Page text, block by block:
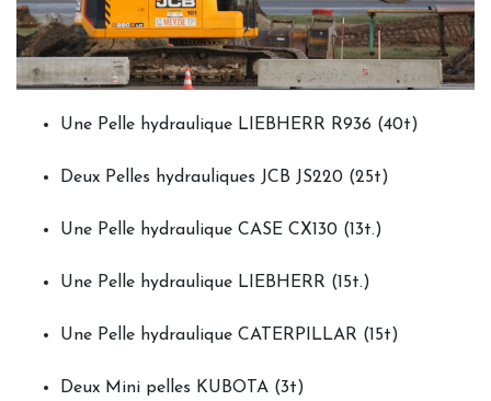
Une Pelle hydraulique LIEBHERR R936 (40t)
Deux Pelles hydrauliques JCB JS220 (25t)
Une Pelle hydraulique CASE CX130 (13t.)
Une Pelle hydraulique LIEBHERR (15t.)
Une Pelle hydraulique CATERPILLAR (15t)
Deux Mini pelles KUBOTA (3t)